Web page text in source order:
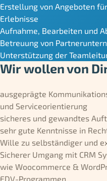
Erstellung von Angeboten
Erlebnisse
Aufnahme, Bearbeiten und
Betreuung von
Unterstützung der
Wir wollen von
ausgeprägte
und Serviceorientierung
sicheres und gewandtes
sehr gute Kenntnisse in
Wille zu selbständiger und
Sicherer Umgang mit CRM
wie Woocommerce &
EDV-Programmen